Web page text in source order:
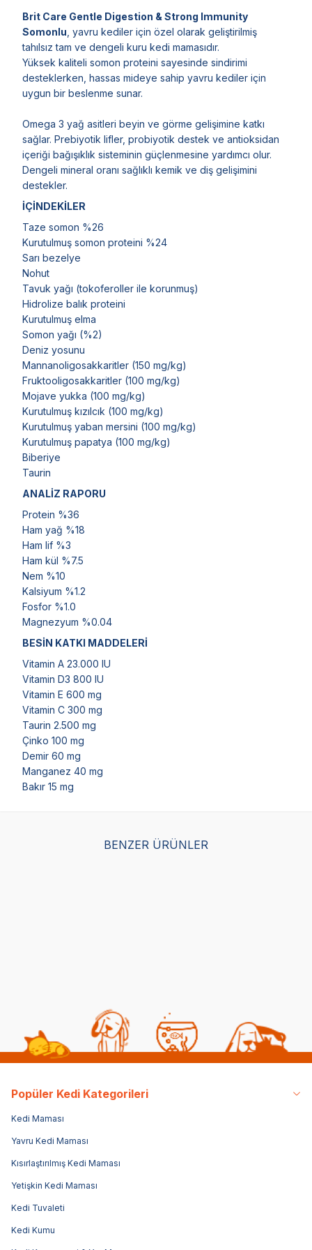
Brit Care Gentle Digestion & Strong Immunity
Somonlu , yavru kediler için özel olarak geliştirilmiş
tahılsız tam ve dengeli kuru kedi mamasıdır.
Yüksek kaliteli somon proteini sayesinde sindirimi
desteklerken, hassas mideye sahip yavru kediler için
uygun bir beslenme sunar.
Omega 3 yağ asitleri beyin ve görme gelişimine katkı
sağlar. Prebiyotik lifler, probiyotik destek ve antioksidan
içeriği bağışıklık sisteminin güçlenmesine yardımcı olur.
Dengeli mineral oranı sağlıklı kemik ve diş gelişimini
destekler.
İÇİNDEKİLER
Taze somon %26
Kurutulmuş somon proteini %24
Sarı bezelye
Nohut
Tavuk yağı (tokoferoller ile korunmuş)
Hidrolize balık proteini
Kurutulmuş elma
Somon yağı (%2)
Deniz yosunu
Mannanoligosakkaritler (150 mg/kg)
Fruktooligosakkaritler (100 mg/kg)
Mojave yukka (100 mg/kg)
Kurutulmuş kızılcık (100 mg/kg)
Kurutulmuş yaban mersini (100 mg/kg)
Kurutulmuş papatya (100 mg/kg)
Biberiye
Taurin
ANALİZ RAPORU
Protein %36
Ham yağ %18
Ham lif %3
Ham kül %7.5
Nem %10
Kalsiyum %1.2
Fosfor %1.0
Magnezyum %0.04
BESİN KATKI MADDELERİ
Vitamin A 23.000 IU
Vitamin D3 800 IU
Vitamin E 600 mg
Vitamin C 300 mg
Taurin 2.500 mg
Çinko 100 mg
Demir 60 mg
Manganez 40 mg
Bakır 15 mg
BENZER ÜRÜNLER
Popüler Kedi Kategorileri
Kedi Maması
Yavru Kedi Maması
Kısırlaştırılmış Kedi Maması
Yetişkin Kedi Maması
Kedi Tuvaleti
Kedi Kumu